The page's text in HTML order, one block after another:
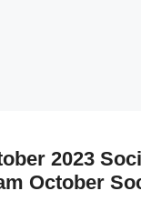
2023
October